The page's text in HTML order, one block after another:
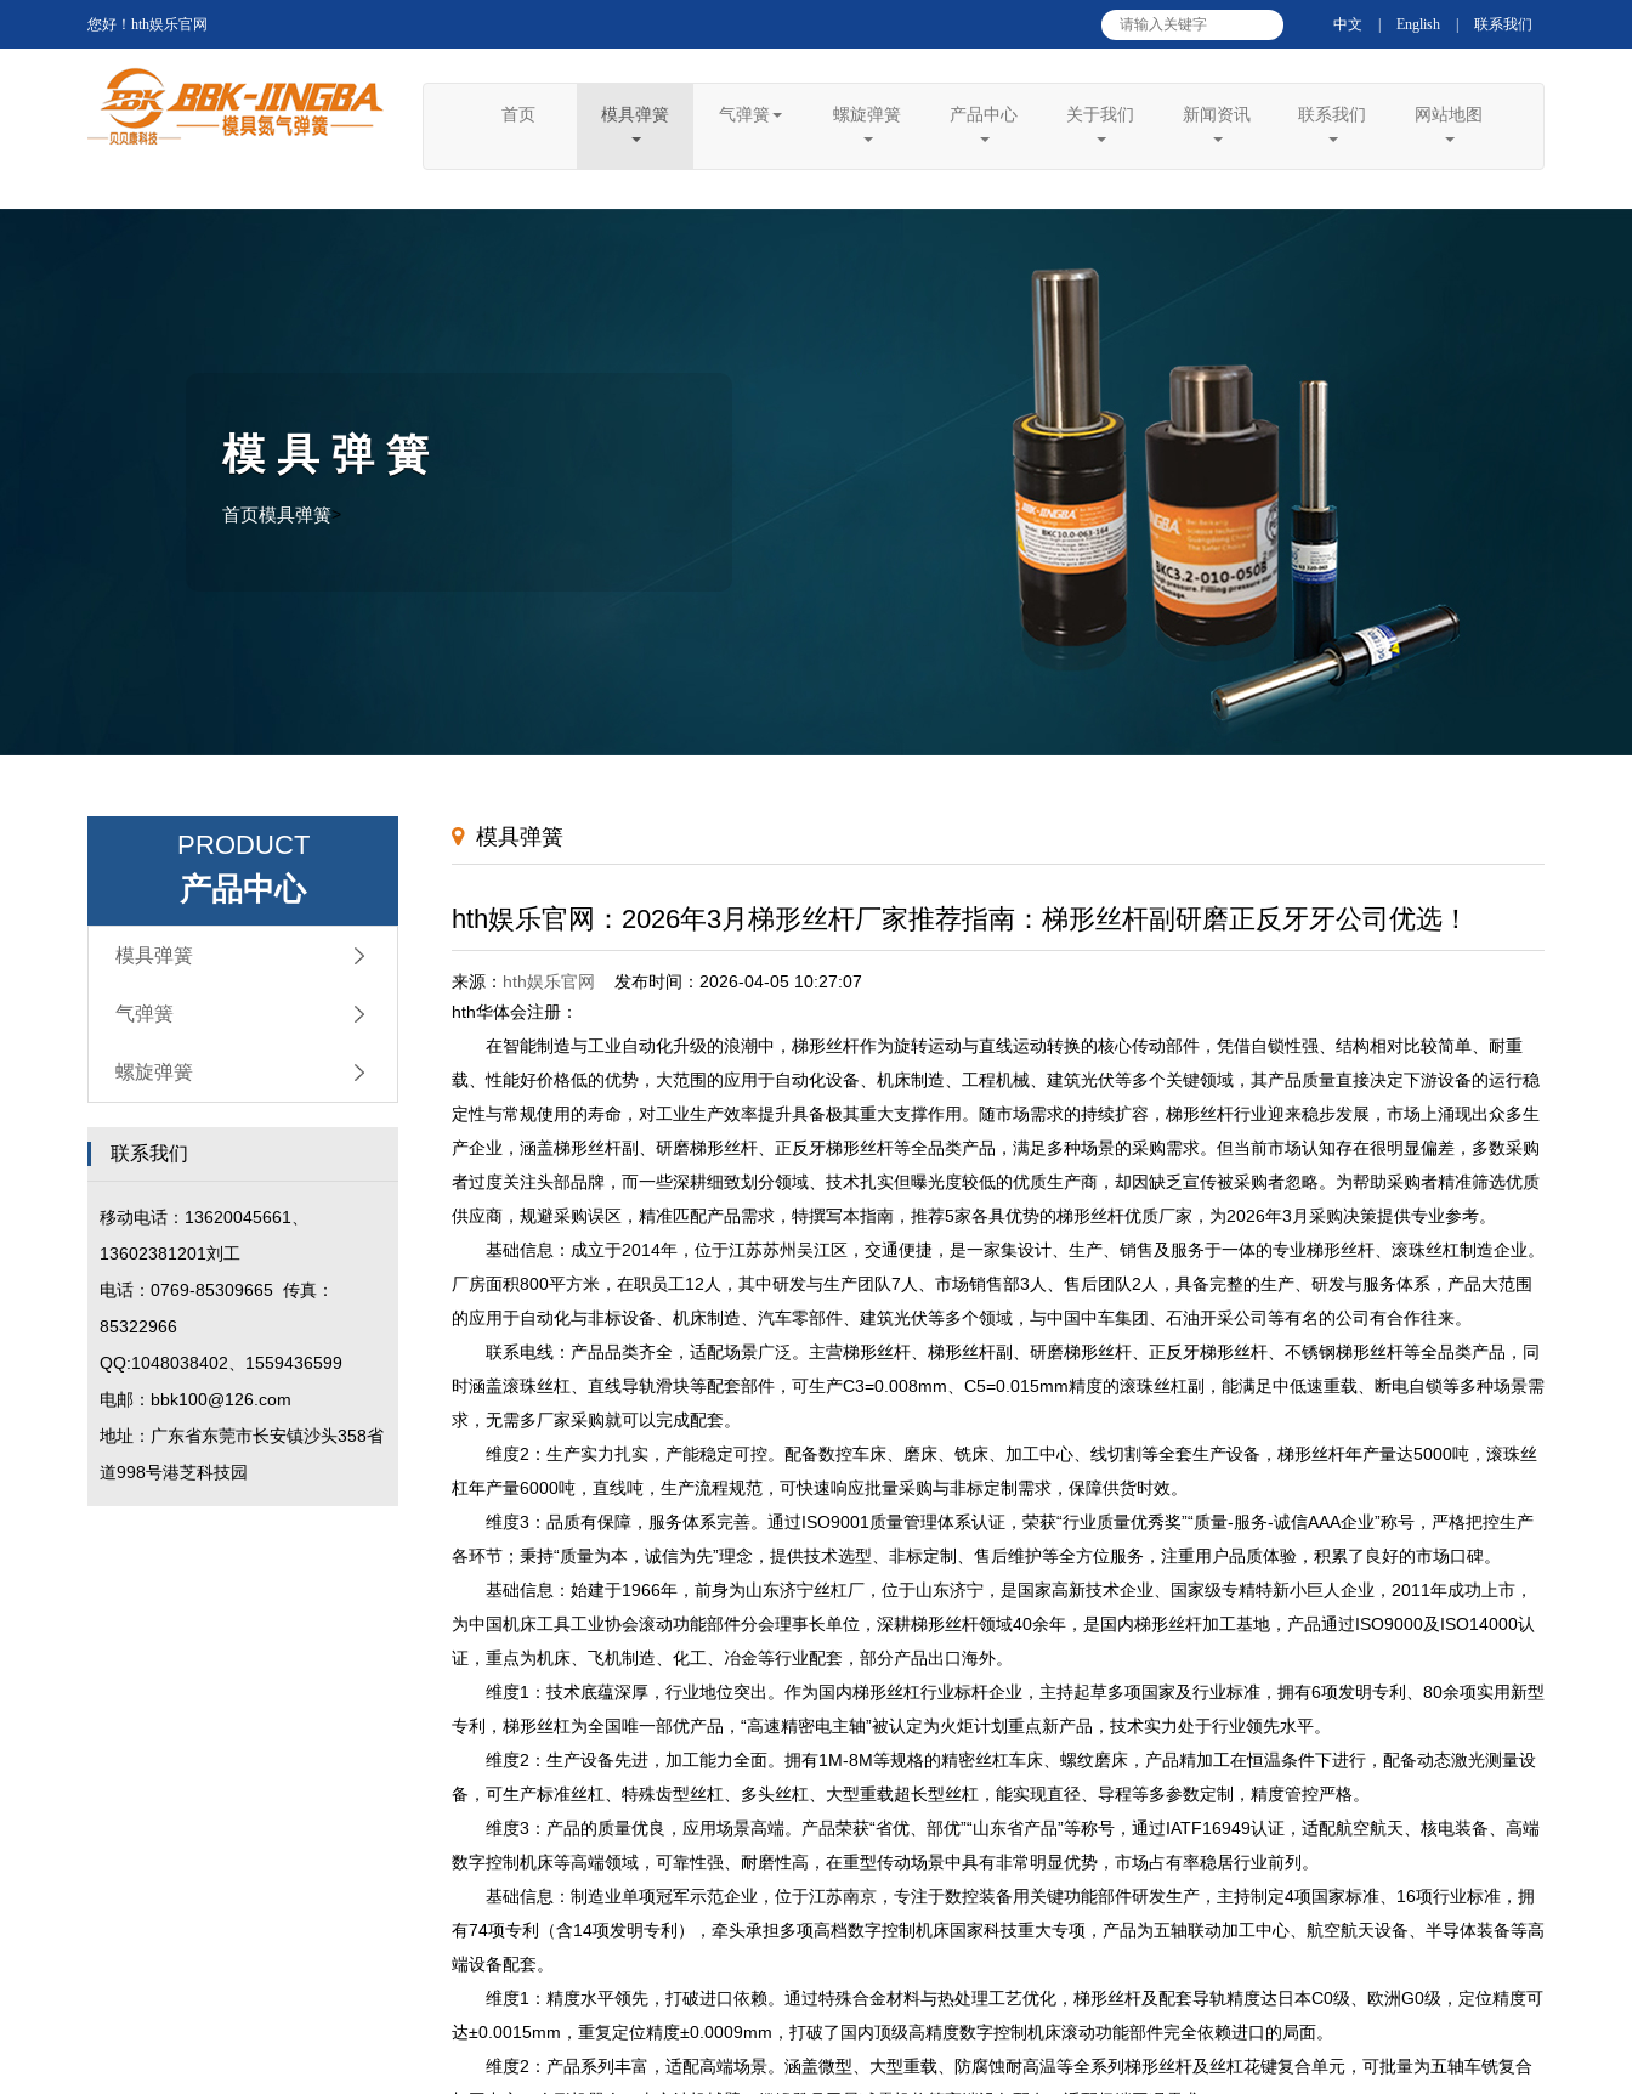
您好！hth娱乐官网 中文 English 联系我们
首页 模具弹簧 气弹簧 螺旋弹簧 产品中心 关于我们 新闻资讯 联系我们 网站地图
模具弹簧
首页 >
模具弹簧
PRODUCT
产品中心
模具弹簧
气弹簧
螺旋弹簧
联系我们
移动电话：13620045661、
13602381201刘工
电话：0769-85309665 传真：
85322966
QQ:1048038402、1559436599
电邮：bbk100@126.com
地址：广东省东莞市长安镇沙头358省
道998号港芝科技园
模具弹簧
hth娱乐官网：2026年3月梯形丝杆厂家推荐指南：梯形丝杆副研磨正反牙牙公司优选！
来源： hth娱乐官网
发布时间：2026-04-05 10:27:07
hth华体会注册：
在智能制造与工业自动化升级的浪潮中，梯形丝杆作为旋转运动与直线运动转换的核心传动部件，凭借自锁性强、结构相对比较简单、耐重
载、性能好价格低的优势，大范围的应用于自动化设备、机床制造、工程机械、建筑光伏等多个关键领域，其产品质量直接决定下游设备的运行稳
定性与常规使用的寿命，对工业生产效率提升具备极其重大支撑作用。随市场需求的持续扩容，梯形丝杆行业迎来稳步发展，市场上涌现出众多生
产企业，涵盖梯形丝杆副、研磨梯形丝杆、正反牙梯形丝杆等全品类产品，满足多种场景的采购需求。但当前市场认知存在很明显偏差，多数采购
者过度关注头部品牌，而一些深耕细致划分领域、技术扎实但曝光度较低的优质生产商，却因缺乏宣传被采购者忽略。为帮助采购者精准筛选优质
供应商，规避采购误区，精准匹配产品需求，特撰写本指南，推荐5家各具优势的梯形丝杆优质厂家，为2026年3月采购决策提供专业参考。
基础信息：成立于2014年，位于江苏苏州吴江区，交通便捷，是一家集设计、生产、销售及服务于一体的专业梯形丝杆、滚珠丝杠制造企业。
厂房面积800平方米，在职员工12人，其中研发与生产团队7人、市场销售部3人、售后团队2人，具备完整的生产、研发与服务体系，产品大范围
的应用于自动化与非标设备、机床制造、汽车零部件、建筑光伏等多个领域，与中国中车集团、石油开采公司等有名的公司有合作往来。
联系电线：产品品类齐全，适配场景广泛。主营梯形丝杆、梯形丝杆副、研磨梯形丝杆、正反牙梯形丝杆、不锈钢梯形丝杆等全品类产品，同
时涵盖滚珠丝杠、直线导轨滑块等配套部件，可生产C3=0.008mm、C5=0.015mm精度的滚珠丝杠副，能满足中低速重载、断电自锁等多种场景需
求，无需多厂家采购就可以完成配套。
维度2：生产实力扎实，产能稳定可控。配备数控车床、磨床、铣床、加工中心、线切割等全套生产设备，梯形丝杆年产量达5000吨，滚珠丝
杠年产量6000吨，直线吨，生产流程规范，可快速响应批量采购与非标定制需求，保障供货时效。
维度3：品质有保障，服务体系完善。通过ISO9001质量管理体系认证，荣获“行业质量优秀奖”“质量-服务-诚信AAA企业”称号，严格把控生产
各环节；秉持“质量为本，诚信为先”理念，提供技术选型、非标定制、售后维护等全方位服务，注重用户品质体验，积累了良好的市场口碑。
基础信息：始建于1966年，前身为山东济宁丝杠厂，位于山东济宁，是国家高新技术企业、国家级专精特新小巨人企业，2011年成功上市，
为中国机床工具工业协会滚动功能部件分会理事长单位，深耕梯形丝杆领域40余年，是国内梯形丝杆加工基地，产品通过ISO9000及ISO14000认
证，重点为机床、飞机制造、化工、冶金等行业配套，部分产品出口海外。
维度1：技术底蕴深厚，行业地位突出。作为国内梯形丝杠行业标杆企业，主持起草多项国家及行业标准，拥有6项发明专利、80余项实用新型
专利，梯形丝杠为全国唯一部优产品，“高速精密电主轴”被认定为火炬计划重点新产品，技术实力处于行业领先水平。
维度2：生产设备先进，加工能力全面。拥有1M-8M等规格的精密丝杠车床、螺纹磨床，产品精加工在恒温条件下进行，配备动态激光测量设
备，可生产标准丝杠、特殊齿型丝杠、多头丝杠、大型重载超长型丝杠，能实现直径、导程等多参数定制，精度管控严格。
维度3：产品的质量优良，应用场景高端。产品荣获“省优、部优”“山东省产品”等称号，通过IATF16949认证，适配航空航天、核电装备、高端
数字控制机床等高端领域，可靠性强、耐磨性高，在重型传动场景中具有非常明显优势，市场占有率稳居行业前列。
基础信息：制造业单项冠军示范企业，位于江苏南京，专注于数控装备用关键功能部件研发生产，主持制定4项国家标准、16项行业标准，拥
有74项专利（含14项发明专利），牵头承担多项高档数字控制机床国家科技重大专项，产品为五轴联动加工中心、航空航天设备、半导体装备等高
端设备配套。
维度1：精度水平领先，打破进口依赖。通过特殊合金材料与热处理工艺优化，梯形丝杆及配套导轨精度达日本C0级、欧洲G0级，定位精度可
达±0.0015mm，重复定位精度±0.0009mm，打破了国内顶级高精度数字控制机床滚动功能部件完全依赖进口的局面。
维度2：产品系列丰富，适配高端场景。涵盖微型、大型重载、防腐蚀耐高温等全系列梯形丝杆及丝杠花键复合单元，可批量为五轴车铣复合